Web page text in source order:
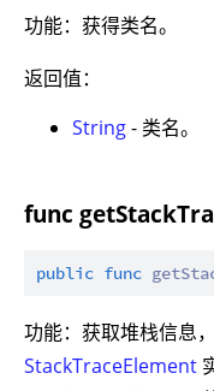
功能：获得类名。
返回值：
String- 类名。
func
public func
功能：获取堆栈信息
StackTraceElement